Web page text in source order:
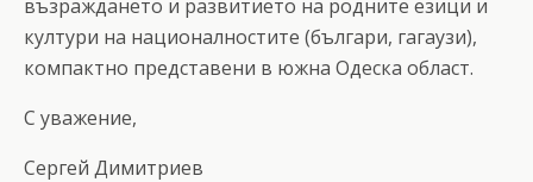
възраждането и развитието на родните езици и
култури на националностите (българи, гагаузи),
компактно представени в южна Одеска област.
С уважение,
Сергей Димитриев